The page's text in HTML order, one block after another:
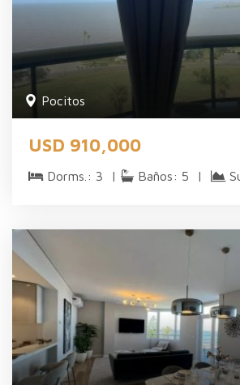
Pocitos
USD 910,000
Dorms.: 3 | Baños: 5 |